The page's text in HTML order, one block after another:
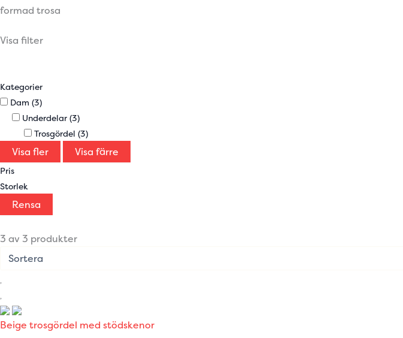
formad trosa
Visa filter
Kategorier
Dam (3)
Underdelar (3)
Trosgördel (3)
Visa fler Visa färre
Pris
Storlek
Rensa
3 av 3 produkter
Beige trosgördel med stödskenor